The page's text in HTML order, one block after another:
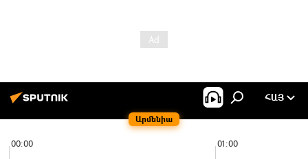
Արմենիա
ՀԱՅ
00:00 01:00